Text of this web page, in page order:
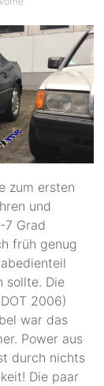
zum ersten
und
7 Grad
früh genug
sollte. Die
2006)
war das
Power aus
durch nichts
Die paar